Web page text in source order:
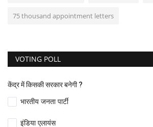
75 thousand appointment letters
VOTING POLL
केंद्र में किसकी सरकार बनेगी ?
भारतीय जनता पार्टी
इंडिया एलायंस